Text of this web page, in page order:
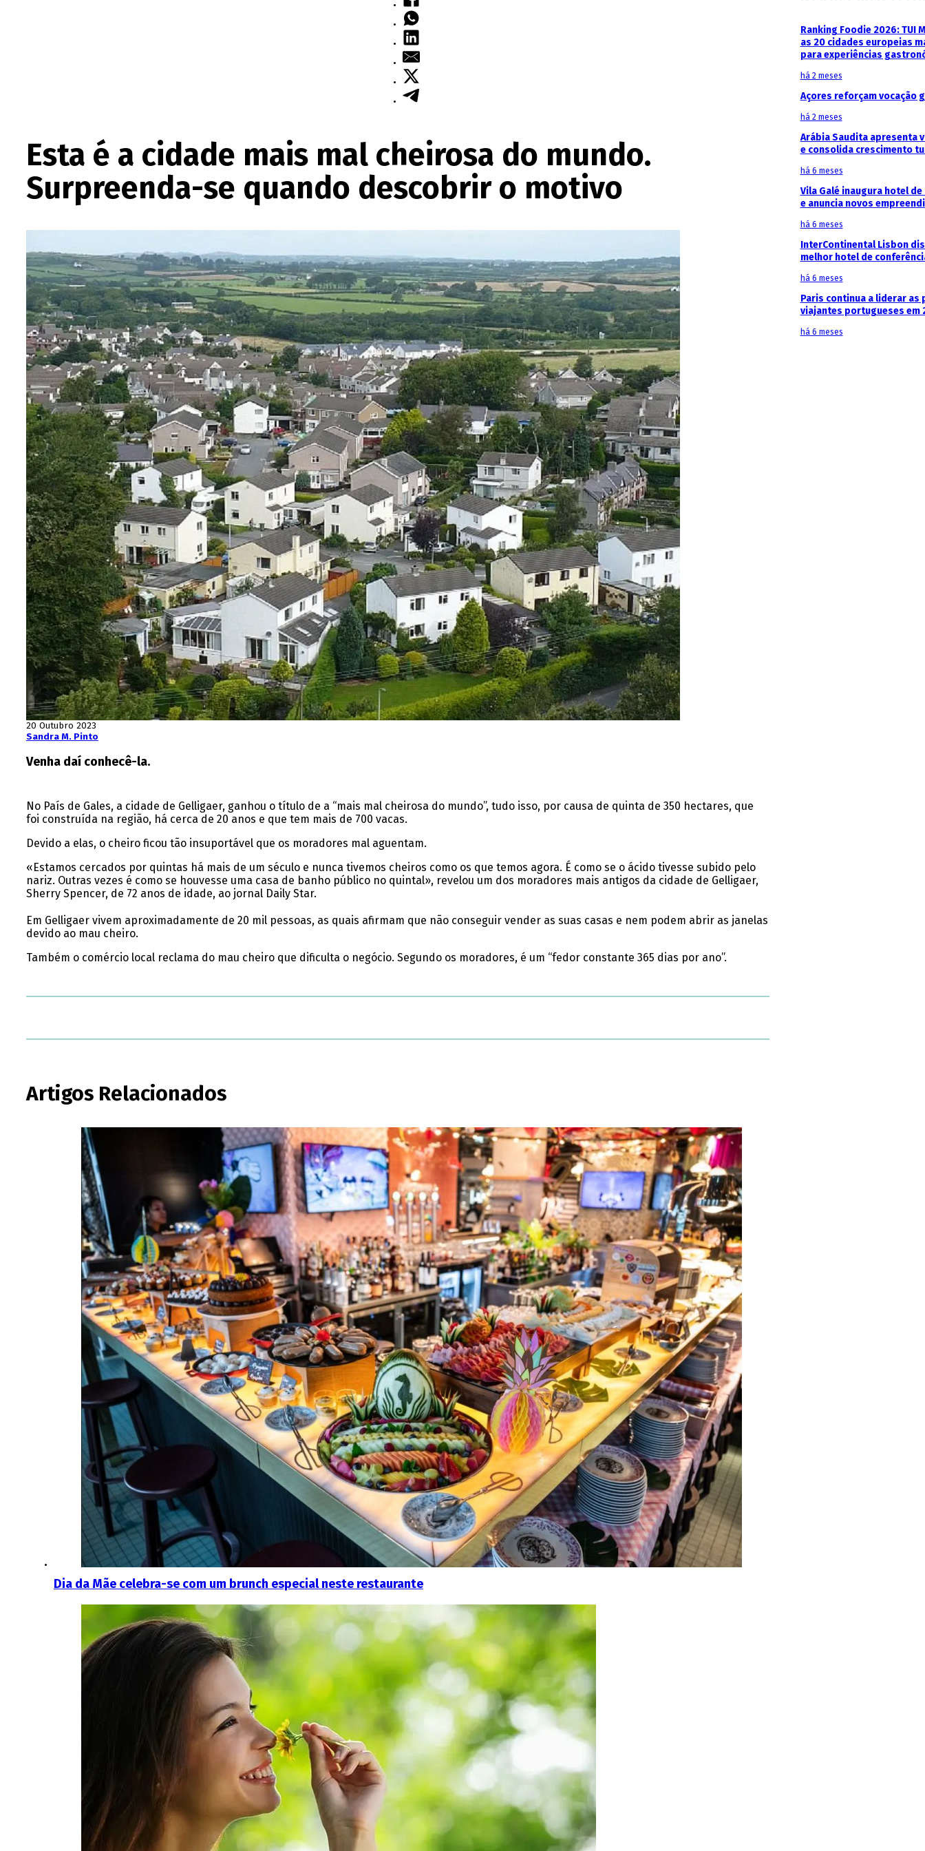
Esta é a cidade mais mal cheirosa do mundo.
Surpreenda-se quando descobrir o motivo
20 Outubro 2023
Sandra M. Pinto
Venha daí conhecê-la.
No País de Gales, a cidade de Gelligaer, ganhou o título de a “mais mal cheirosa do mundo”, tudo isso, por causa de quinta de 350 hectares, que
foi construída na região, há cerca de 20 anos e que tem mais de 700 vacas.
Devido a elas, o cheiro ficou tão insuportável que os moradores mal aguentam.
«Estamos cercados por quintas há mais de um século e nunca tivemos cheiros como os que temos agora. É como se o ácido tivesse subido pelo
nariz. Outras vezes é como se houvesse uma casa de banho público no quintal», revelou um dos moradores mais antigos da cidade de Gelligaer,
Sherry Spencer, de 72 anos de idade, ao jornal Daily Star.
Em Gelligaer vivem aproximadamente de 20 mil pessoas, as quais afirmam que não conseguir vender as suas casas e nem podem abrir as janelas
devido ao mau cheiro.
Também o comércio local reclama do mau cheiro que dificulta o negócio. Segundo os moradores, é um “fedor constante 365 dias por ano”.
Artigos Relacionados
Dia da Mãe celebra-se com um brunch especial neste restaurante
Ranking Foodie 2026: TUI
as 20 cidades europeias
para experiências
há 2 meses
Açores reforçam vocação
há 2 meses
Arábia Saudita apresenta
e consolida crescimento
há 6 meses
Vila Galé inaugura hotel de
e anuncia novos
há 6 meses
InterContinental Lisbon
melhor hotel de
há 6 meses
Paris continua a liderar as
viajantes portugueses em
há 6 meses